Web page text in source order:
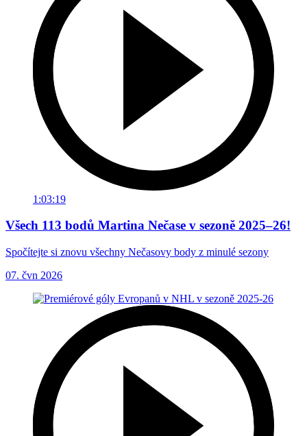
1:03:19
Všech 113 bodů Martina Nečase v sezoně 2025–26!
Spočítejte si znovu všechny Nečasovy body z minulé sezony
07. čvn 2026